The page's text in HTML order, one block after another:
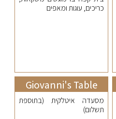
כריכים, עוגות ומאפים
Giovanni's Table
מסעדה איטלקית (בתוספת
תשלום)